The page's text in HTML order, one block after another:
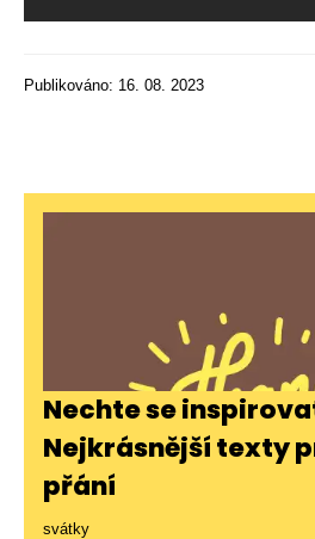
Publikováno: 16. 08. 2023
Nechte se
Nejkrásnější texty
přání
svátky